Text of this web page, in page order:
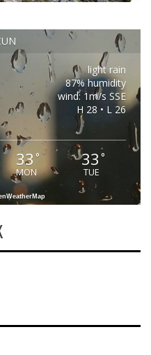
light rain
87% humidity
wind: 1m/s SSE
H 28 • L 26
33 °
MON
33 °
TUE